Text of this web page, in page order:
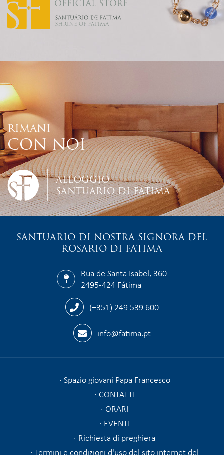
RIMANI
CON NOI
ALLOGGIO
SANTUARIO DI FATIMA
SANTUARIO DI NOSTRA SIGNORA DEL
ROSARIO DI FATIMA
Rua de Santa Isabel, 360
2495-424 Fátima
(+351) 249 539 600
info@fatima.pt
Spazio giovani Papa Francesco
CONTATTI
ORARI
EVENTI
Richiesta di preghiera
Termini e condizioni d'uso del sito internet del